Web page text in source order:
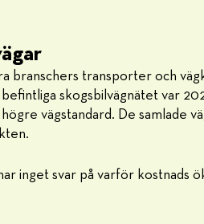
branschers transporter och
skogsbilvägnätet var
vägstandard. De samlade
inget svar på varför kostnads